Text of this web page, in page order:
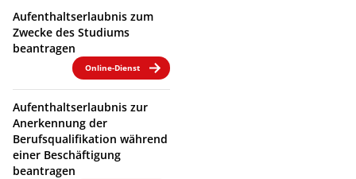
Aufenthaltserlaubnis zum
Zwecke des Studiums
beantragen
Online-Dienst
Aufenthaltserlaubnis zur
Anerkennung der
Berufsqualifikation während
einer Beschäftigung
beantragen